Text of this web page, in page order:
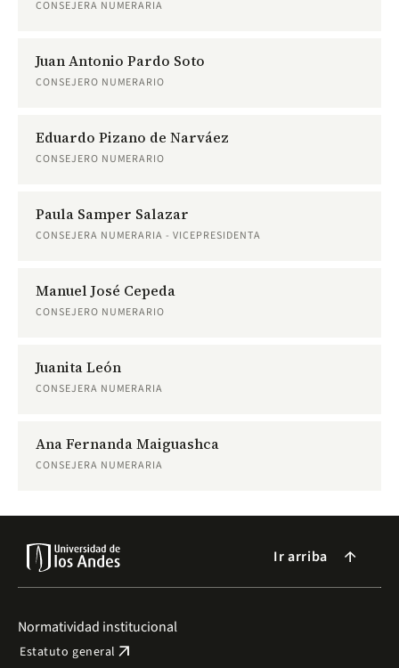
CONSEJERA NUMERARIA
Juan Antonio Pardo Soto
CONSEJERO NUMERARIO
Eduardo Pizano de Narváez
CONSEJERO NUMERARIO
Paula Samper Salazar
CONSEJERA NUMERARIA - VICEPRESIDENTA
Manuel José Cepeda
CONSEJERO NUMERARIO
Juanita León
CONSEJERA NUMERARIA
Ana Fernanda Maiguashca
CONSEJERA NUMERARIA
Ir arriba arrow_forward
Normatividad institucional
Estatuto general arrow_outward